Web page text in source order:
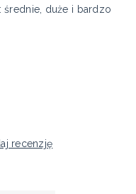
średnie, duże i bardzo
recenzję